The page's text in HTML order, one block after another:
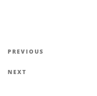
Navigasi
pos
Previous
PREVIOUS
Next
NEXT